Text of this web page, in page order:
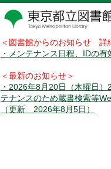
＜図書館からのお知らせ 詳
・メンテナンス日程、IDの
＜最新のお知らせ＞
・2026年8月20日（木曜日
テナンスのため蔵書検索等
（更新 2026年8月5日）